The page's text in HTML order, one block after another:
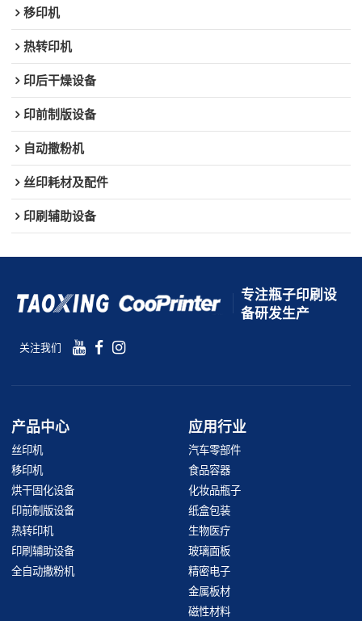
移印机
热转印机
印后干燥设备
印前制版设备
自动撒粉机
丝印耗材及配件
印刷辅助设备
专注瓶子印刷设
备研发生产
关注我们
产品中心
丝印机
移印机
烘干固化设备
印前制版设备
热转印机
印刷辅助设备
全自动撒粉机
应用行业
汽车零部件
食品容器
化妆品瓶子
纸盒包装
生物医疗
玻璃面板
精密电子
金属板材
磁性材料